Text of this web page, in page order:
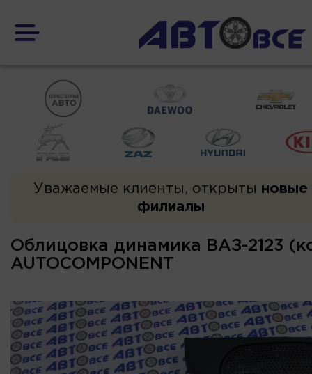
Уважаемые клиенты, открыты новые
филиалы
Облицовка динамика ВАЗ-2123
AUTOCOMPONENT